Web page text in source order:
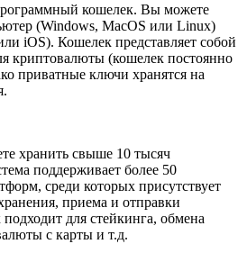
кошелек. Вы можете
(Windows, MacOS или Linux)
iOS). Кошелек представляет собой
криптовалюты (кошелек постоянно
приватные ключи хранятся на
хранить свыше 10 тысяч
поддерживает более 50
среди которых присутствует
приема и отправки
для стейкинга, обмена
с карты и т.д.